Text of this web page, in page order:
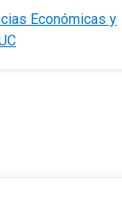
Económicas y